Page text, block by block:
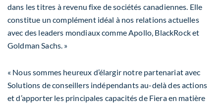
dans les titres à revenu fixe de sociétés canadiennes. Elle
constitue un complément idéal à nos relations actuelles
avec des leaders mondiaux comme Apollo, BlackRock et
Goldman Sachs. »
« Nous sommes heureux d’élargir notre partenariat avec
Solutions de conseillers indépendants au-delà des actions
et d’apporter les principales capacités de Fiera en matière